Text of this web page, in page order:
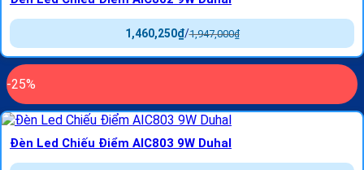
1,947,000₫
/
1,460,250₫
-25%
Đèn Led Chiếu Điểm AIC803 9W Duhal